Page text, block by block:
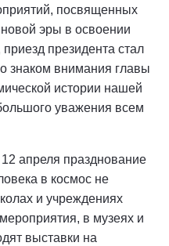
посвященных
эры в освоении
приезд президента стал
знаком внимания главы
истории нашей
уважения всем
апреля празднование
в космос не
и учреждениях
в музеях и
выставки на